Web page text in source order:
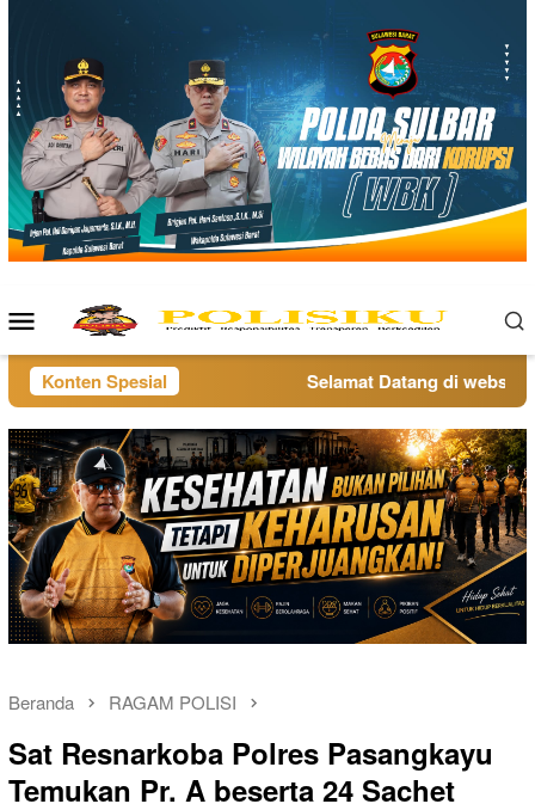
Menu
Mobile
Konten Spesial Selamat Datang di website
Beranda RAGAM POLISI
Sat Resnarkoba Polres Pasangkayu
Temukan Pr. A beserta 24 Sachet